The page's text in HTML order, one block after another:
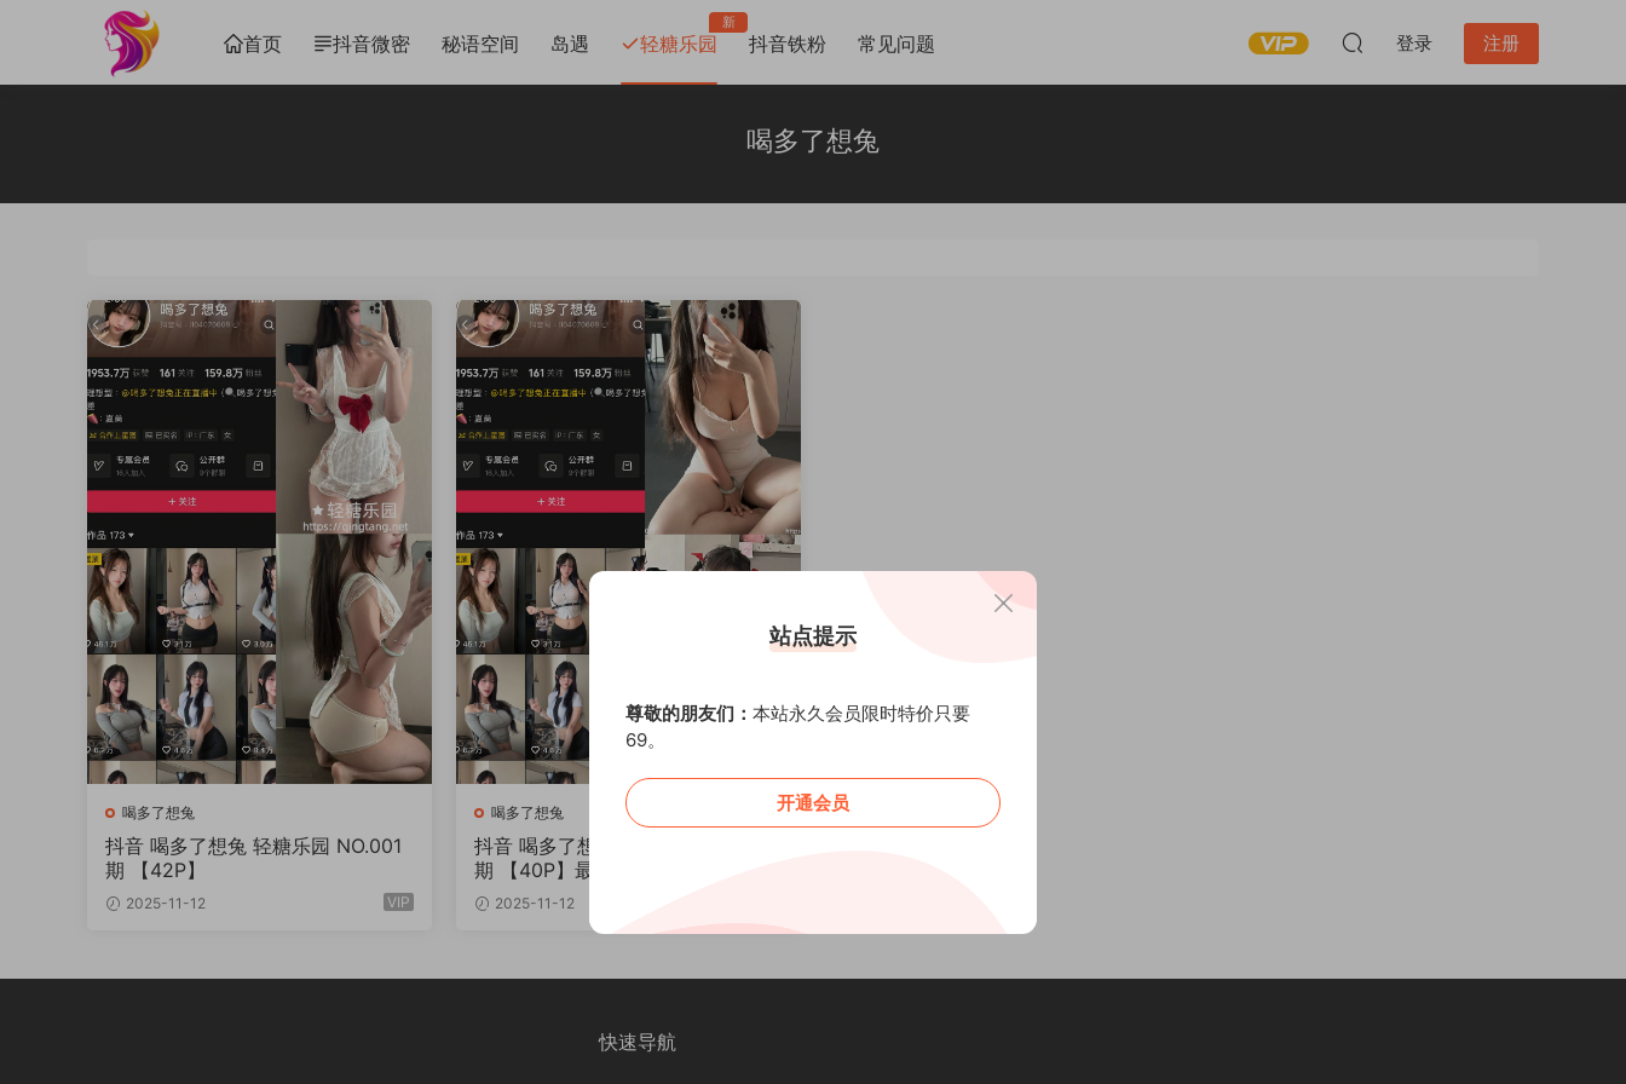
首页 抖音微密 秘语空间 岛遇 轻糖乐园
新
抖音铁粉 常见问题 登录 注册
喝多了想兔
喝多了想兔
抖音 喝多了想兔 轻糖乐园 NO.001
期 【42P】
2025-11-12 VIP
喝多了想兔
抖音 喝多了想兔 轻糖乐园 NO.002
期 【40P】最新至：2025.11.15
2025-11-12
快速导航
站点提示
尊敬的朋友们： 本站永久会员限时特价只要
69。
开通会员